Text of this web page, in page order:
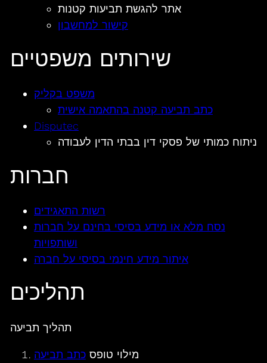
אתר להגשת תביעות קטנות
קישור למחשבון
שירותים משפטיים
משפט בקליק
כתב תביעה קטנה בהתאמה אישית
Disputec
ניתוח כמותי של פסקי דין בבתי הדין לעבודה
חברות
רשות התאגידים
נסח מלא או מידע בסיסי בחינם על חברות
ושותפויות
איתור מידע חינמי בסיסי על חברה
תהליכים
תהליך תביעה
מילוי טופסכתב תביעה